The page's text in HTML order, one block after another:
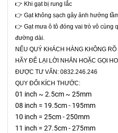
👉 Khi gạt bị rung lắc
👉 Gạt không sạch gây ảnh hưởng
👉 Gạt mưa ô tô đóng vai trò vô cùng
đường dài.
NẾU QUÝ KHÁCH HÀNG KHÔNG
HÃY ĐỂ LẠI LỜI NHẮN HOẶC GỌI
ĐƯỢC TƯ VẤN: 0832.246.246
QUY ĐỔI KÍCH THƯỚC:
01 inch ~ 2.5cm ~ 25mm
08 inch = 19.5cm - 195mm
10 inch = 25cm - 250mm
11 inch = 27.5cm - 275mm